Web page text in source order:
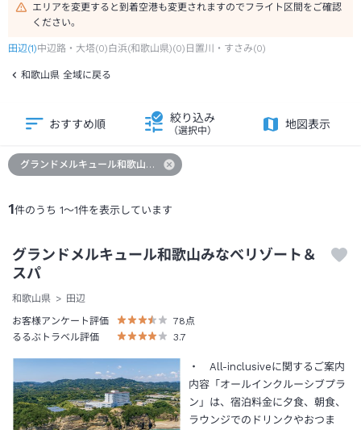
エリアを変更すると到着空港も変更されますのでフライト区間をご確認
ください。
田辺(1)中辺路・大塔(0)白浜(和歌山県)(0) 日置川・すさみ(0)
和歌山県 全域に戻る
1件のうち 1～1件を表示しています
おすすめ順 絞り込み
（選択中）
地図表示
グランドメルキュール和歌山みなべリゾート＆スパ
グランドメルキュール和歌山みなべリゾート＆
スパ
和歌山県
田辺
お客様アンケート評価
78 点
るるぶトラベル評価
3.7
・ All-inclusiveに関するご案内
内容「オールインクルーシブプラ
ン」は、宿泊料金に夕食、朝食、
ラウンジでのドリンクやおつま